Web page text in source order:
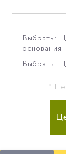
Выбрать:
основания
Выбрать:
*